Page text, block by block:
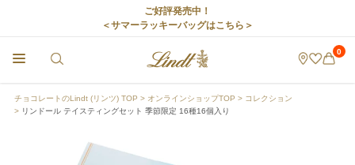
ご好評発売中！
＜サマーラッキーバッグはこちら＞
0
チョコレートのLindt (リンツ) TOP オンラインショップTOP
コレクション
リンドール テイスティングセット 季節限定 16種16個入り